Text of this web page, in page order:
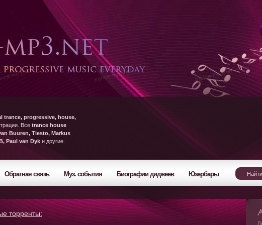
trance, progressive, house,
Все trance house
Buuren, Tiesto, Markus
Paul van Dyk и другие.
Обратная связь Муз. события Биографии диджеев Юзербары
торренты: